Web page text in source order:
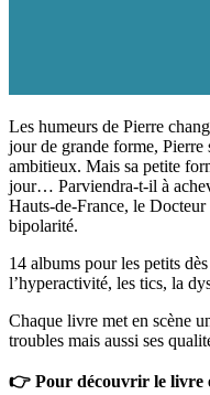
Les humeurs de Pierre
jour de grande forme, Pierre
ambitieux. Mais sa petite
jour… Parviendra-t-il à
Hauts-de-France, le
bipolarité.
14 albums pour les petits
l’hyperactivité, les tics, la
Chaque livre met en scène
troubles mais aussi ses
👉 Pour découvrir le livre